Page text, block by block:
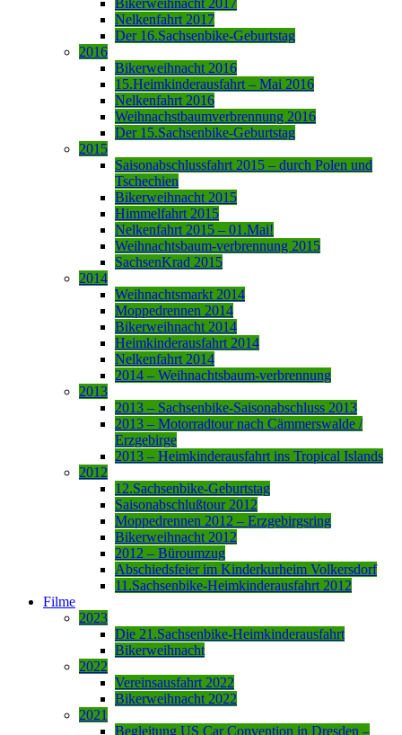
Nelkenfahrt 2017
Der 16.Sachsenbike-Geburtstag
2016
Bikerweihnacht 2016
15.Heimkinderausfahrt – Mai 2016
Nelkenfahrt 2016
Weihnachstbaumverbrennung 2016
Der 15.Sachsenbike-Geburtstag
2015
Saisonabschlussfahrt 2015 – durch Polen und
Tschechien
Bikerweihnacht 2015
Himmelfahrt 2015
Nelkenfahrt 2015 – 01.Mai!
Weihnachtsbaum-verbrennung 2015
SachsenKrad 2015
2014
Weihnachtsmarkt 2014
Moppedrennen 2014
Bikerweihnacht 2014
Heimkinderausfahrt 2014
Nelkenfahrt 2014
2014 – Weihnachtsbaum-verbrennung
2013
2013 – Sachsenbike-Saisonabschluss 2013
2013 – Motorradtour nach Cämmerswalde /
Erzgebirge
2013 – Heimkinderausfahrt ins Tropical Islands
2012
12.Sachsenbike-Geburtstag
Saisonabschlußtour 2012
Moppedrennen 2012 – Erzgebirgsring
Bikerweihnacht 2012
2012 – Büroumzug
Abschiedsfeier im Kinderkurheim Volkersdorf
11.Sachsenbike-Heimkinderausfahrt 2012
Filme
2023
Die 21.Sachsenbike-Heimkinderausfahrt
Bikerweihnacht
2022
Vereinsausfahrt 2022
Bikerweihnacht 2022
2021
Begleitung US Car Convention in Dresden –